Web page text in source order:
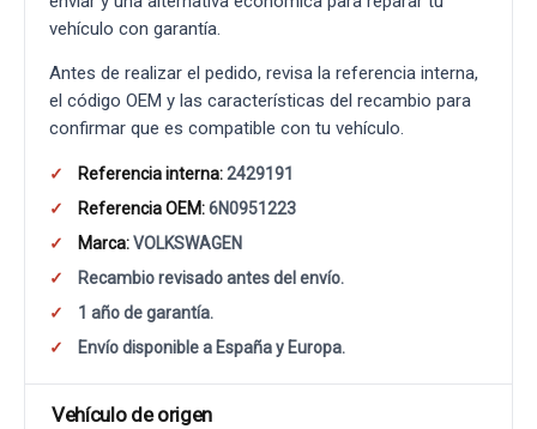
vehículo con garantía.
Antes de realizar el pedido, revisa la referencia interna,
el código OEM y las características del recambio para
confirmar que es compatible con tu vehículo.
Referencia interna:2429191
Referencia OEM:6N0951223
Marca:VOLKSWAGEN
Recambio revisado antes del envío.
1 año de garantía.
Envío disponible a España y Europa.
Vehículo de origen